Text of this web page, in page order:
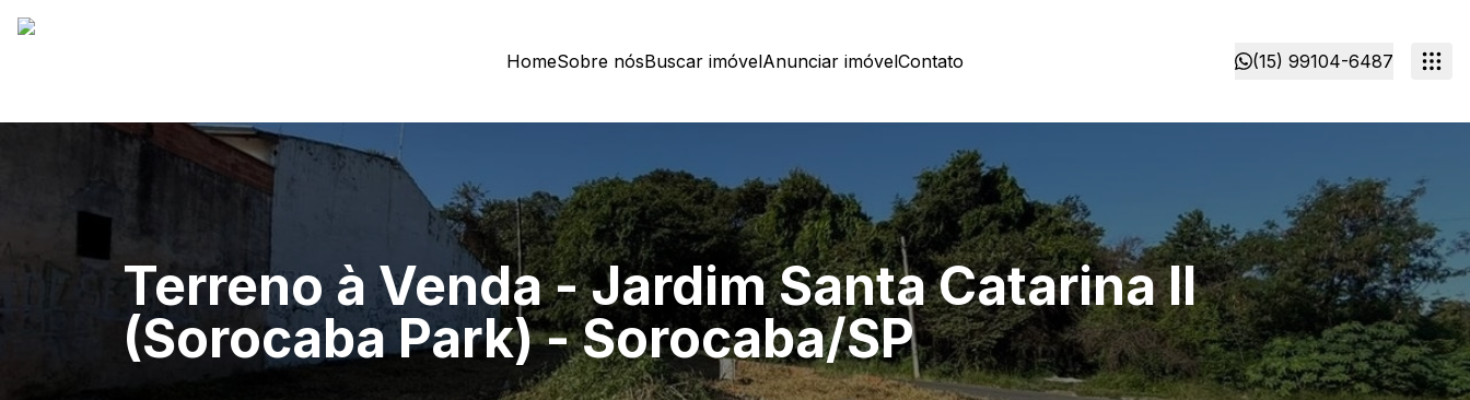
HomeSobre nósBuscar imóvelAnunciar imóvelContato (15) 99104-6487
Terreno à Venda - Jardim Santa Catarina II
(Sorocaba Park) - Sorocaba/SP